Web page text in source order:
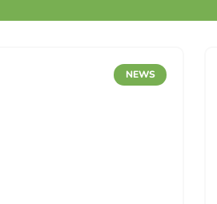
NEWS